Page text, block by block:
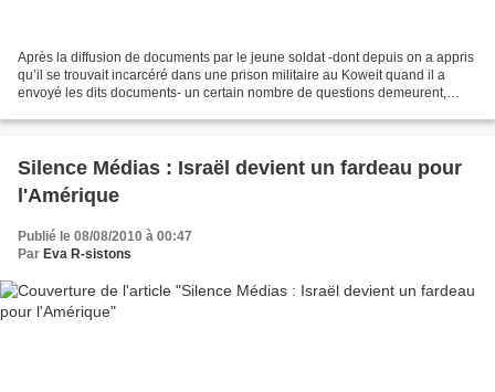
Après la diffusion de documents par le jeune soldat -dont depuis on a appris
qu’il se trouvait incarcéré dans une prison militaire au Koweit quand il a
envoyé les dits documents- un certain nombre de questions demeurent,
Silence Médias : Israël devient un fardeau pour
l'Amérique
Publié le 08/08/2010 à 00:47
Par Eva R-sistons